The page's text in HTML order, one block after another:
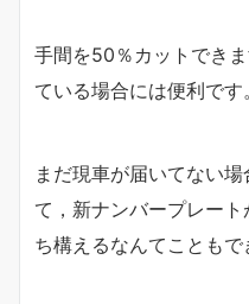
手間を50％カットでき
ている場合には便利です。
まだ現車が届いてない
て，新ナンバープレー
ち構えるなんてこともで